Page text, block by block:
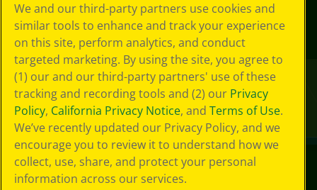
©2026Crayola® Todos los derechos reservados.
We and our third-party partners use cookies and
similar tools to enhance and track your experience
on this site, perform analytics, and conduct
targeted marketing. By using the site, you agree to
(1) our and our third-party partners' use of these
tracking and recording tools and (2) our Privacy
Policy, California Privacy Notice, and Terms of Use.
We’ve recently updated our Privacy Policy, and we
encourage you to review it to understand how we
collect, use, share, and protect your personal
information across our services.